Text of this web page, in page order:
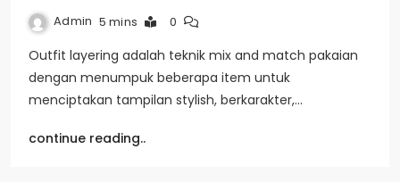
Admin 5 mins 0
Outfit layering adalah teknik mix and match pakaian
dengan menumpuk beberapa item untuk
menciptakan tampilan stylish, berkarakter,…
continue reading..